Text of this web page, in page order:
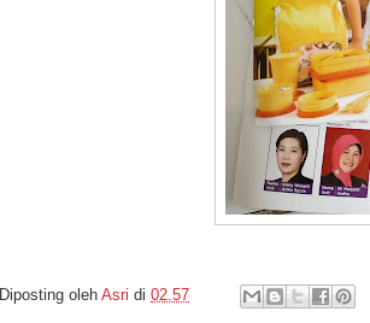
Diposting oleh Asri di 02.57